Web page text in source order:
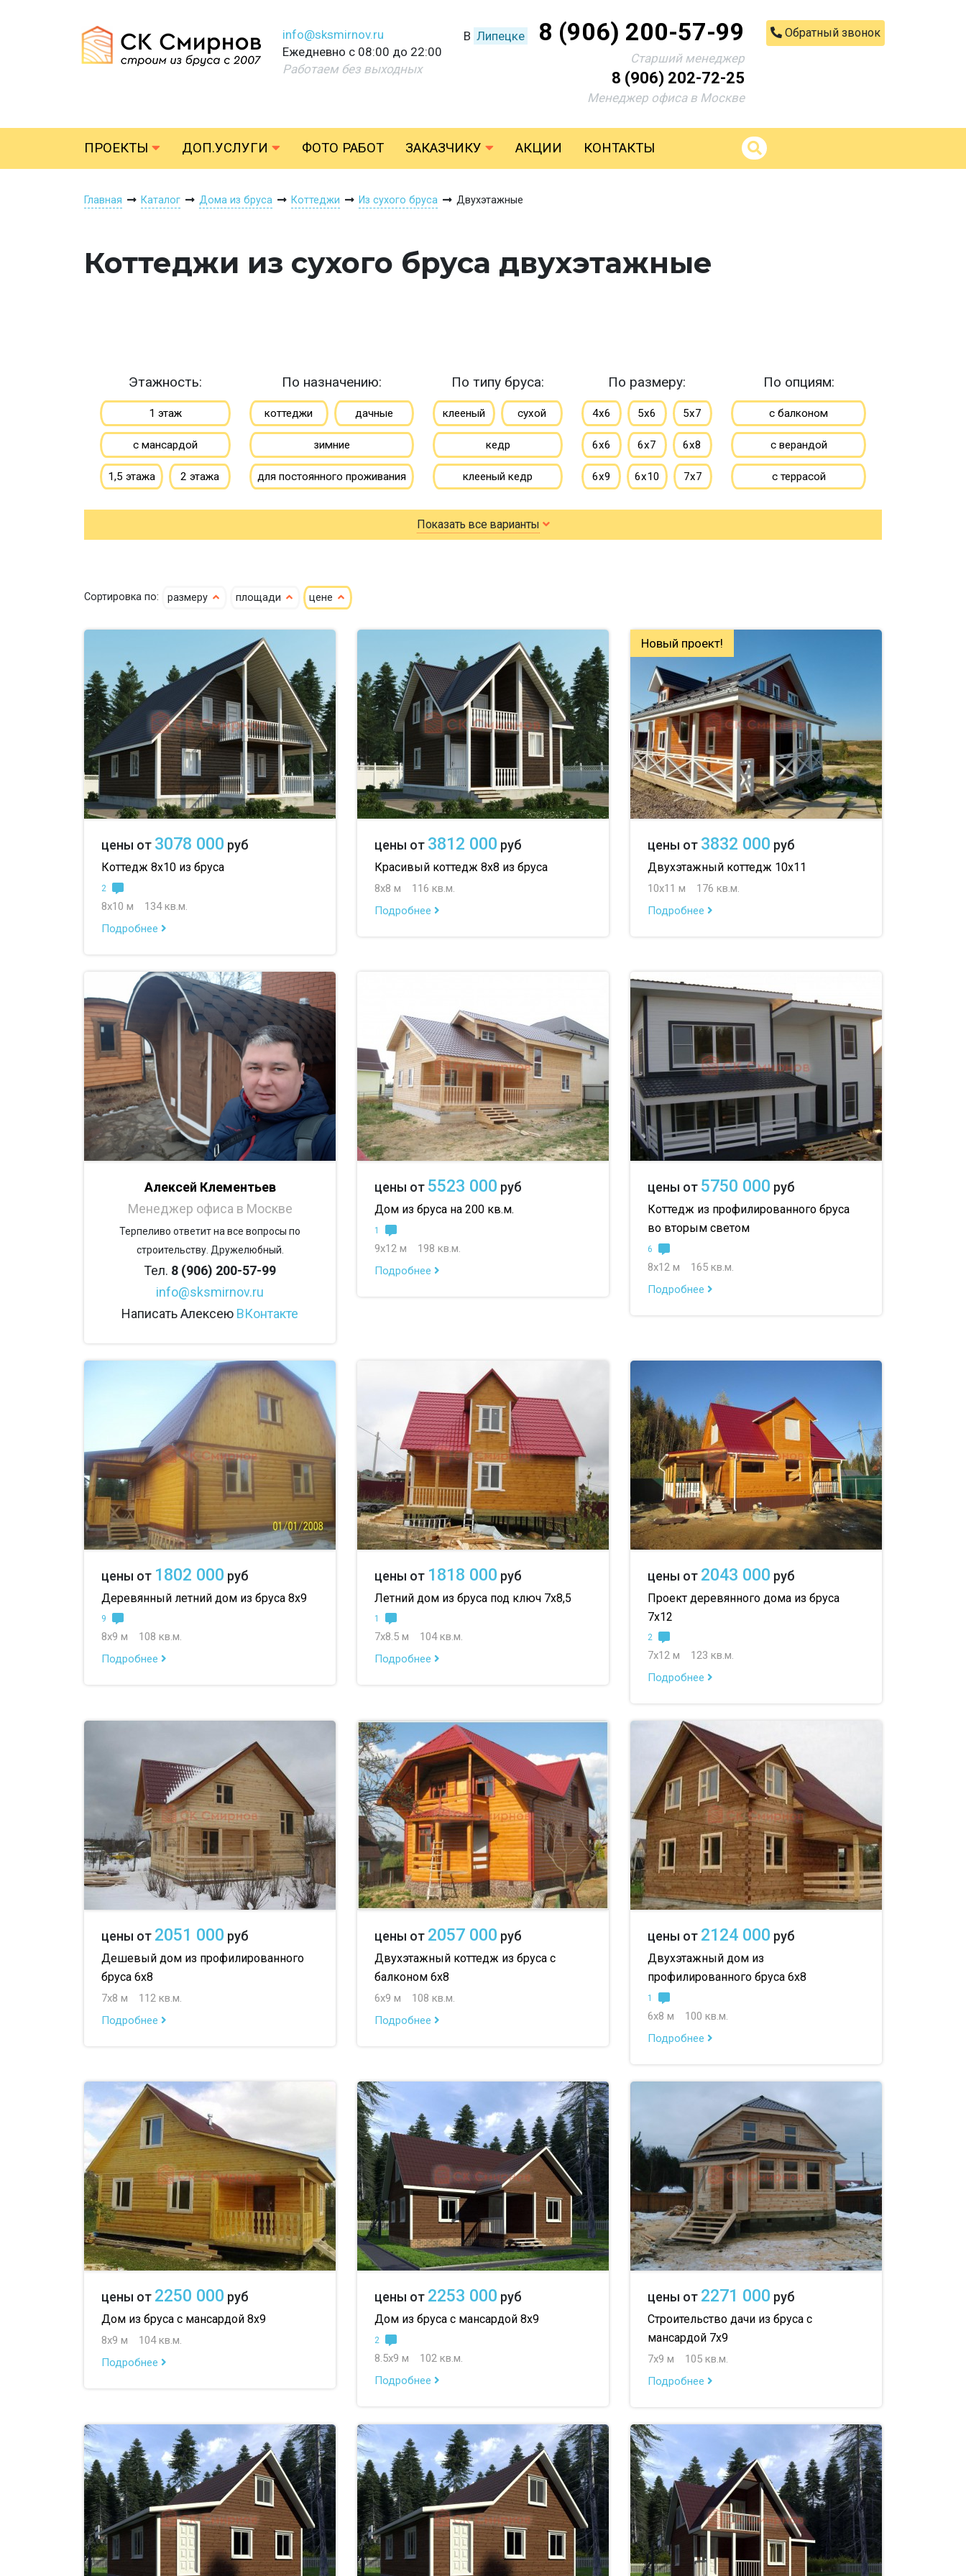
info@sksmirnov.ru
Ежедневно с 08:00 до 22:00
Работаем без выходных
В Липецке 8 (906) 200-57-99
Старший менеджер
8 (906) 202-72-25
Менеджер офиса в Москве
Обратный звонок
ПРОЕКТЫ ДОП.УСЛУГИ ФОТО РАБОТ ЗАКАЗЧИКУ АКЦИИ КОНТАКТЫ
Главная Каталог Дома из бруса Коттеджи Из сухого бруса Двухэтажные
Коттеджи из сухого бруса двухэтажные
Этажность:
1 этаж
с мансардой
1,5 этажа 2 этажа
По назначению:
коттеджи дачные
зимние
для постоянного проживания
гостевые летние
По типу бруса:
клееный сухой
кедр
клееный кедр
сухой кедр
профилированный
По размеру:
4х6 5х6 5х7
6х6 6х7 6х8
6х9 6х10 7х7
7х8 7х9 7х10
8х8 8х9 8х10
10х12
до 100 м
до 150 м
до 200 м
По опциям:
с балконом
с верандой
с террасой
с эркером
с котельной
с ванной
с туалетом
с беседкой
с двумя входами
Показать все варианты
Сортировка по: размеру площади цене
цены от 3078 000 руб
Коттедж 8х10 из бруса
2
8х10 м
134 кв.м.
Подробнее
цены от 3812 000 руб
Красивый коттедж 8х8 из бруса
8х8 м
116 кв.м.
Подробнее
Новый проект!
цены от 3832 000 руб
Двухэтажный коттедж 10х11
10х11 м
176 кв.м.
Подробнее
Алексей Клементьев
Менеджер офиса в Москве
Терпеливо ответит на все вопросы по
строительству. Дружелюбный.
Тел. 8 (906) 200-57-99
info@sksmirnov.ru
Написать Алексею ВКонтакте
цены от 5523 000 руб
Дом из бруса на 200 кв.м.
1
9х12 м
198 кв.м.
Подробнее
цены от 5750 000 руб
Коттедж из профилированного бруса
во вторым светом
6
8х12 м
165 кв.м.
Подробнее
цены от 1802 000 руб
Деревянный летний дом из бруса 8х9
9
8х9 м
108 кв.м.
Подробнее
цены от 1818 000 руб
Летний дом из бруса под ключ 7х8,5
1
7х8.5 м
104 кв.м.
Подробнее
цены от 2043 000 руб
Проект деревянного дома из бруса
7х12
2
7х12 м
123 кв.м.
Подробнее
цены от 2051 000 руб
Дешевый дом из профилированного
бруса 6х8
7х8 м
112 кв.м.
Подробнее
цены от 2057 000 руб
Двухэтажный коттедж из бруса с
балконом 6х8
6х9 м
108 кв.м.
Подробнее
цены от 2124 000 руб
Двухэтажный дом из
профилированного бруса 6х8
1
6х8 м
100 кв.м.
Подробнее
цены от 2250 000 руб
Дом из бруса с мансардой 8х9
8х9 м
104 кв.м.
Подробнее
цены от 2253 000 руб
Дом из бруса с мансардой 8х9
2
8.5х9 м
102 кв.м.
Подробнее
цены от 2271 000 руб
Строительство дачи из бруса с
мансардой 7х9
7х9 м
105 кв.м.
Подробнее